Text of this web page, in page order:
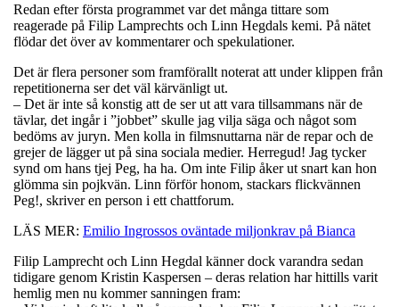
Redan efter första programmet var det många tittare som
reagerade på Filip Lamprechts och Linn Hegdals kemi. På nätet
flödar det över av kommentarer och spekulationer.
Det är flera personer som framförallt noterat att under klippen från
repetitionerna ser det väl kärvänligt ut.
– Det är inte så konstig att de ser ut att vara tillsammans när de
tävlar, det ingår i ”jobbet” skulle jag vilja säga och något som
bedöms av juryn. Men kolla in filmsnuttarna när de repar och de
grejer de lägger ut på sina sociala medier. Herregud! Jag tycker
synd om hans tjej Peg, ha ha. Om inte Filip åker ut snart kan hon
glömma sin pojkvän. Linn förför honom, stackars flickvännen
Peg!, skriver en person i ett chattforum.
LÄS MER: Emilio Ingrossos oväntade miljonkrav på Bianca
Filip Lamprecht och Linn Hegdal känner dock varandra sedan
tidigare genom Kristin Kaspersen – deras relation har hittills varit
hemlig men nu kommer sanningen fram: